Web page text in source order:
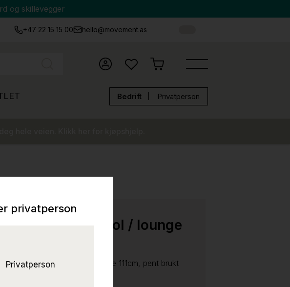
og skillevegger
+47 22 15 15 00 hello@movement.as
Bedrift Privatperson
seter alkovestol / lounge
&Tradition, modell Cloud, bredde 111cm, pent brukt
privatperson
Privatperson